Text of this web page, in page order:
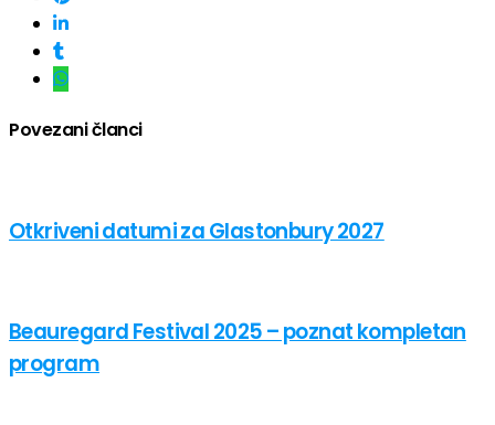
Povezani članci
Otkriveni datumi za Glastonbury 2027
Beauregard Festival 2025 – poznat kompletan
program